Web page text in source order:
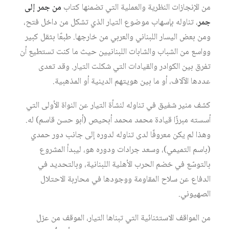
من الإنجازات النظرية والعملية التي تضمنها كتاب من جمر إلى
جمر، تناوله بإسهاب موضوع التيار الذي تشكل من داخل فتح،
ومن بعض اليسار اللبناني والعربي من خارجها. طبعًا بثقل كبير
وواسع من الشباب والشابات اللبنانيين حيث ما كنت تستطيع أن
تفرق بين الكوادر والقيادات التي شكلت التيار. وقد تعدى
عددها الآلاف، أو ما بين هويتهم الدينية أو المذهبية.
كشف منير شفيق في تناوله لنشأة التيار عن النواة الأولى التي
أسسته مبرزًا قيادة محمد محمد أبحيص (أبو حسن قاسم) له.
وهذا لم يكن معروفًا لدى تناوله لدوره إلى جانب دور حمدي
(باسم التميمي)، وسعد جرادات ودوره هو، ليبدأ المشروع
بالتوسّع في خضم الحرب الأهلية اللبنانية، وبالتحديد في
الدفاع عن سلاح المقاومة ووجودها في محاربة الاحتلال
الصهيوني.
من المواقف الاستثنائية التي تبناها التيار، الموقف من عزل